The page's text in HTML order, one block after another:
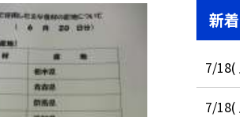
新
7/18(
7/18(